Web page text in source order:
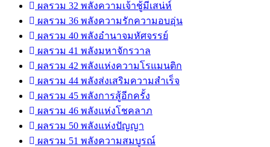
ผลรวม 32 พลังความเจ้าชู้มีเสน่ห์
ผลรวม 36 พลังความรักความอบอุ่น
ผลรวม 40 พลังอำนาจมหัศจรรย์
ผลรวม 41 พลังมหาจักรวาล
ผลรวม 42 พลังแห่งความโรแมนติก
ผลรวม 44 พลังส่งเสริมความสำเร็จ
ผลรวม 45 พลังการสู้อีกครั้ง
ผลรวม 46 พลังแห่งโชคลาภ
ผลรวม 50 พลังแห่งปัญญา
ผลรวม 51 พลังความสมบูรณ์